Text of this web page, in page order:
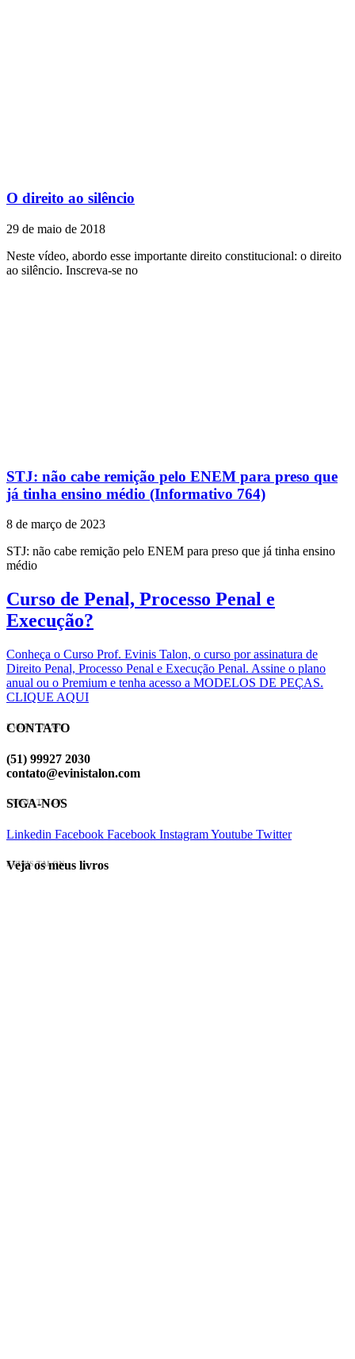
O direito ao silêncio
29 de maio de 2018
Neste vídeo, abordo esse importante direito constitucional: o direito
ao silêncio. Inscreva-se no
STJ: não cabe remição pelo ENEM para preso que
já tinha ensino médio (Informativo 764)
8 de março de 2023
STJ: não cabe remição pelo ENEM para preso que já tinha ensino
médio
Curso de Penal, Processo Penal e
Execução?
Conheça o Curso Prof. Evinis Talon, o curso por assinatura de
Direito Penal, Processo Penal e Execução Penal. Assine o plano
anual ou o Premium e tenha acesso a MODELOS DE PEÇAS.
CLIQUE AQUI
EVINIS TALON
CONTATO
(51) 99927 2030
contato@evinistalon.com
EVINIS TALON
SIGA-NOS
Linkedin Facebook Facebook InstagramYoutube Twitter
EVINIS TALON
Veja os meus livros